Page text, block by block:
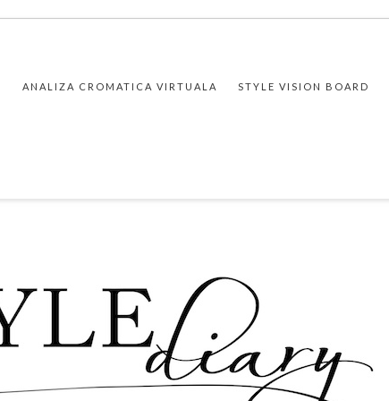
ANALIZA CROMATICA VIRTUALA STYLE VISION BOARD